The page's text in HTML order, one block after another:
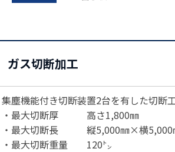
ガス切断加工
集塵機能付き切断装置2台を有した切断
・最大切断厚 高さ1,800㎜
・最大切断長 縦5,000㎜×横5,000
・最大切断重量 120㌧